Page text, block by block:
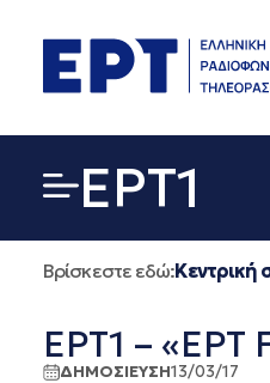
περιεχόμενο
EΡΤ1
Βρίσκεστε εδώ:Κεντρική
ΕΡΤ1 – «ΕΡΤ
ΔΗΜΟΣΙΕΥΣΗ13/03/17